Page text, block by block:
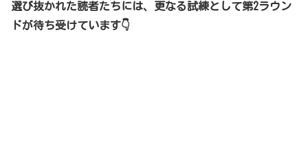
選び抜かれた読者たちには、更なる試練として第2ラウン
ドが待ち受けています👇